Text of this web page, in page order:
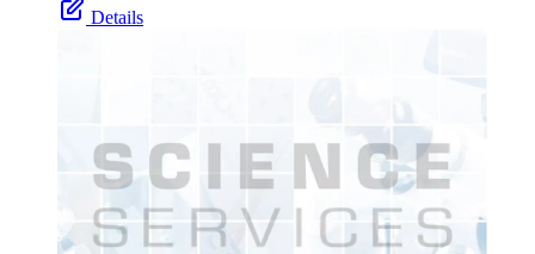
Details